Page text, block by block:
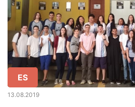
ES
13.08.2019